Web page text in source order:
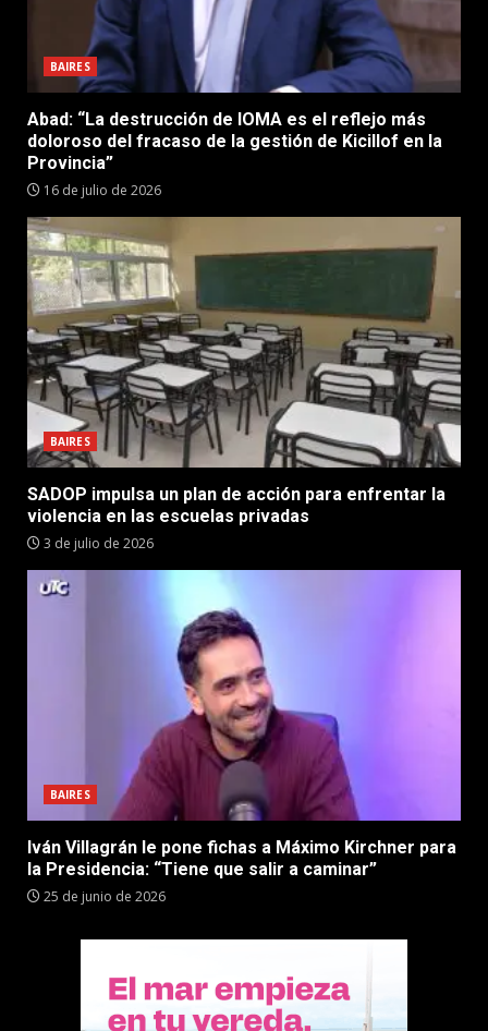
BAIRES
Abad: “La destrucción de IOMA es el reflejo más
doloroso del fracaso de la gestión de Kicillof en la
Provincia”
16 de julio de 2026
BAIRES
SADOP impulsa un plan de acción para enfrentar la
violencia en las escuelas privadas
3 de julio de 2026
BAIRES
Iván Villagrán le pone fichas a Máximo Kirchner para
la Presidencia: “Tiene que salir a caminar”
25 de junio de 2026